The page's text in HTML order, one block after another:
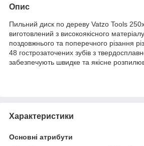
Опис
Пильний диск по дереву Vatzo Tools
виготовлений з високоякісного
поздовжнього та поперечного різання
48 гострозаточених зубів з
забезпечують швидке та якісне
Характеристики
Основні атрибути